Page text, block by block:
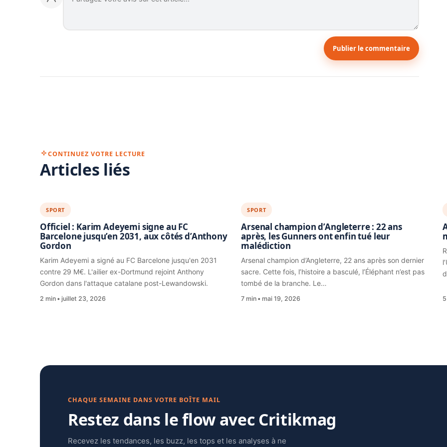
Publier le commentaire
CONTINUEZ VOTRE LECTURE
Articles liés
SPORT
Officiel : Karim Adeyemi signe au FC
Barcelone jusqu’en 2031, aux côtés d’Anthony
Gordon
Karim Adeyemi a signé au FC Barcelone jusqu'en 2031
contre 29 M€. L'ailier ex-Dortmund rejoint Anthony
Gordon dans l'attaque catalane post-Lewandowski.
2 min juillet 23, 2026
SPORT
Arsenal champion d’Angleterre : 22 ans
après, les Gunners ont enfin tué leur
malédiction
Arsenal champion d’Angleterre, 22 ans après son dernier
sacre. Cette fois, l’histoire a basculé, l’Éléphant n’est pas
tombé de la branche. Le…
7 min mai 19, 2026
CHAQUE SEMAINE DANS VOTRE BOÎTE MAIL
Restez dans le flow avec Critikmag
Recevez les tendances, les buzz, les tops et les analyses à ne